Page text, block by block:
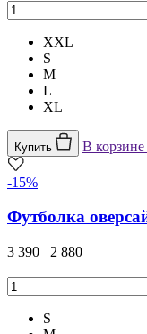
XXL
S
M
L
XL
Купить В корзине
-15%
Футболка
3 390 2 880
S